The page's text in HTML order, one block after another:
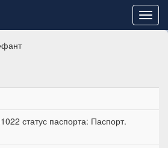
статус паспорта: Паспорт.